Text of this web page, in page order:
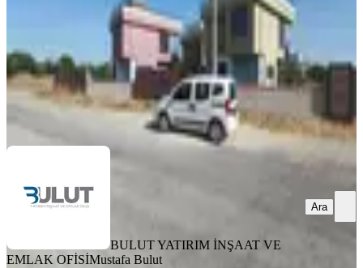
3.250.000 ₺
BULUT YATIRIM İNŞAAT VE EMLAK OFİSİMustafa Bulut
Ara
BULUT YATIRIM İNŞAAT VE
EMLAK OFİSİMustafa Bulut
Ara